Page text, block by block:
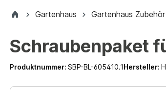
Gartenhaus Gartenhaus Zubehör
Schraubenpaket
Produktnummer: SBP-BL-605410.1Hersteller: